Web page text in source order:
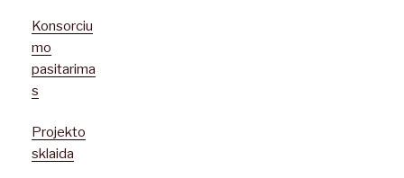
Konsorciu
mo
pasitarima
s
Projekto
sklaida